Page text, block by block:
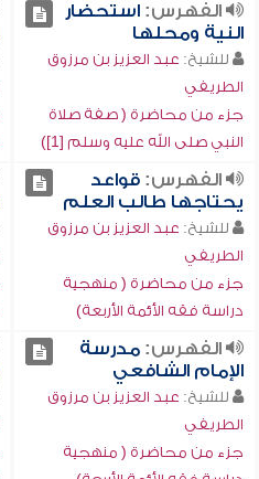
الفهرس:استحضار
النية ومحلها
للشيخ: عبد العزيز بن مرزوق
الطريفي
جزء من محاضرة ( صفة صلاة
النبي صلى الله عليه وسلم [1])
الفهرس:قواعد
يحتاجها طالب العلم
للشيخ: عبد العزيز بن مرزوق
الطريفي
جزء من محاضرة ( منهجية
دراسة فقه الأئمة الأربعة)
الفهرس:مدرسة
الإمام الشافعي
للشيخ: عبد العزيز بن مرزوق
الطريفي
جزء من محاضرة ( منهجية